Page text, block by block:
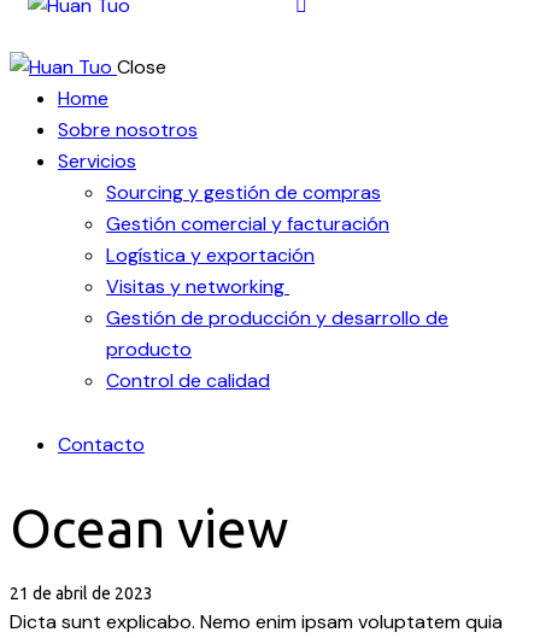
Close
Home
Sobre nosotros
Servicios
Sourcing y gestión de compras​
Gestión comercial y facturación
Logística y exportación
Visitas y networking
Gestión de producción y desarrollo de
producto
Control de calidad
Contacto
Ocean view
21 de abril de 2023
Dicta sunt explicabo. Nemo enim ipsam voluptatem quia